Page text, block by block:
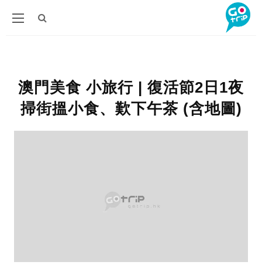
澳門美食 小旅行 | 復活節2日1夜
掃街搵小食、歎下午茶 (含地圖)